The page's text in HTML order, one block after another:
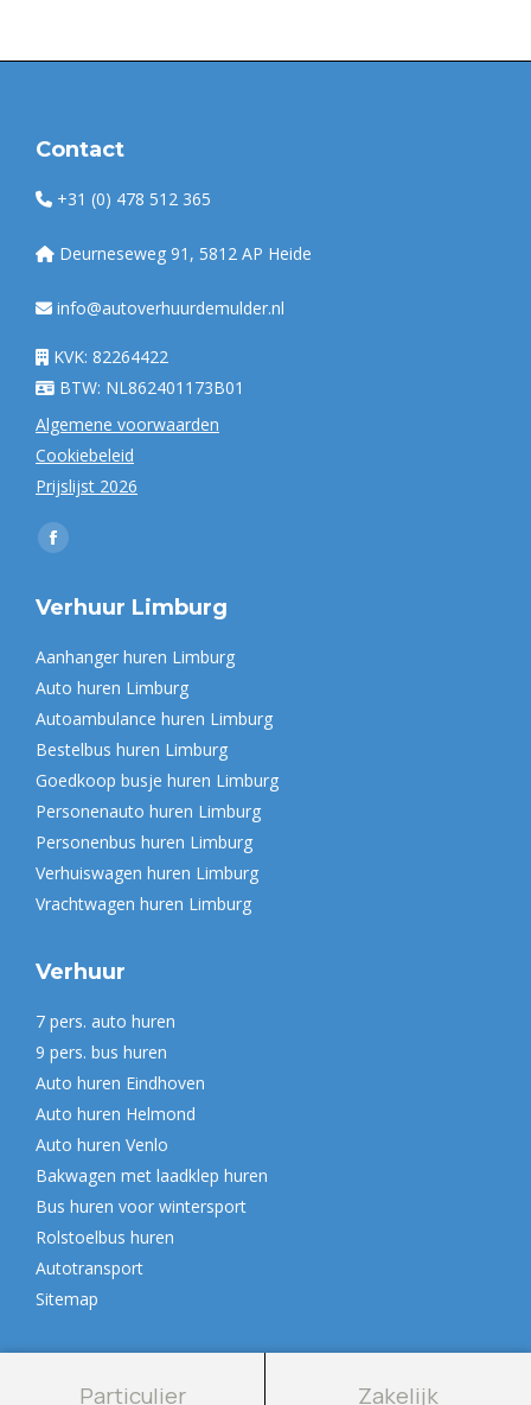
Contact
+31 (0) 478 512 365
Deurneseweg 91, 5812 AP Heide
info@autoverhuurdemulder.nl
KVK: 82264422
BTW: NL862401173B01
Algemene voorwaarden
Cookiebeleid
Prijslijst 2026
Vind ons op:
Facebook
opens
Verhuur Limburg
Aanhanger huren Limburg
Auto huren Limburg
Autoambulance huren Limburg
Bestelbus huren Limburg
Goedkoop busje huren Limburg
Personenauto huren Limburg
Personenbus huren Limburg
Verhuiswagen huren Limburg
Vrachtwagen huren Limburg
Verhuur
7 pers. auto huren
9 pers. bus huren
Auto huren Eindhoven
Auto huren Helmond
Auto huren Venlo
Bakwagen met laadklep huren
Bus huren voor wintersport
Rolstoelbus huren
Autotransport
Sitemap
© 2026 | Autoverhuur de Mulder | Alle rechten voorbehouden
Particulier Zakelijk